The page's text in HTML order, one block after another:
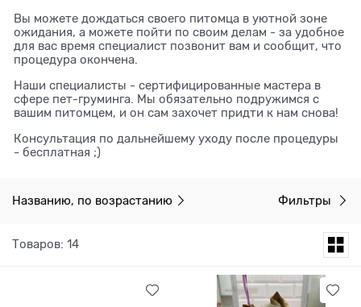
Вы можете дождаться своего питомца в уютной зоне
ожидания, а можете пойти по своим делам - за удобное
для вас время специалист позвонит вам и сообщит, что
процедура окончена.
Наши специалисты - сертифицированные мастера в
сфере пет-груминга. Мы обязательно подружимся с
вашим питомцем, и он сам захочет придти к нам снова!
Консультация по дальнейшему уходу после процедуры
- бесплатная ;)
Названию, по возрастанию Фильтры
Товаров: 14